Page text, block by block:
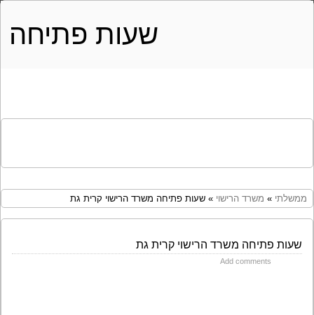
שעות פתיחה
ממשלתי » משרד הרישוי » שעות פתיחה משרד הרישוי קרית גת
שעות פתיחה משרד הרישוי קרית גת
Add comments